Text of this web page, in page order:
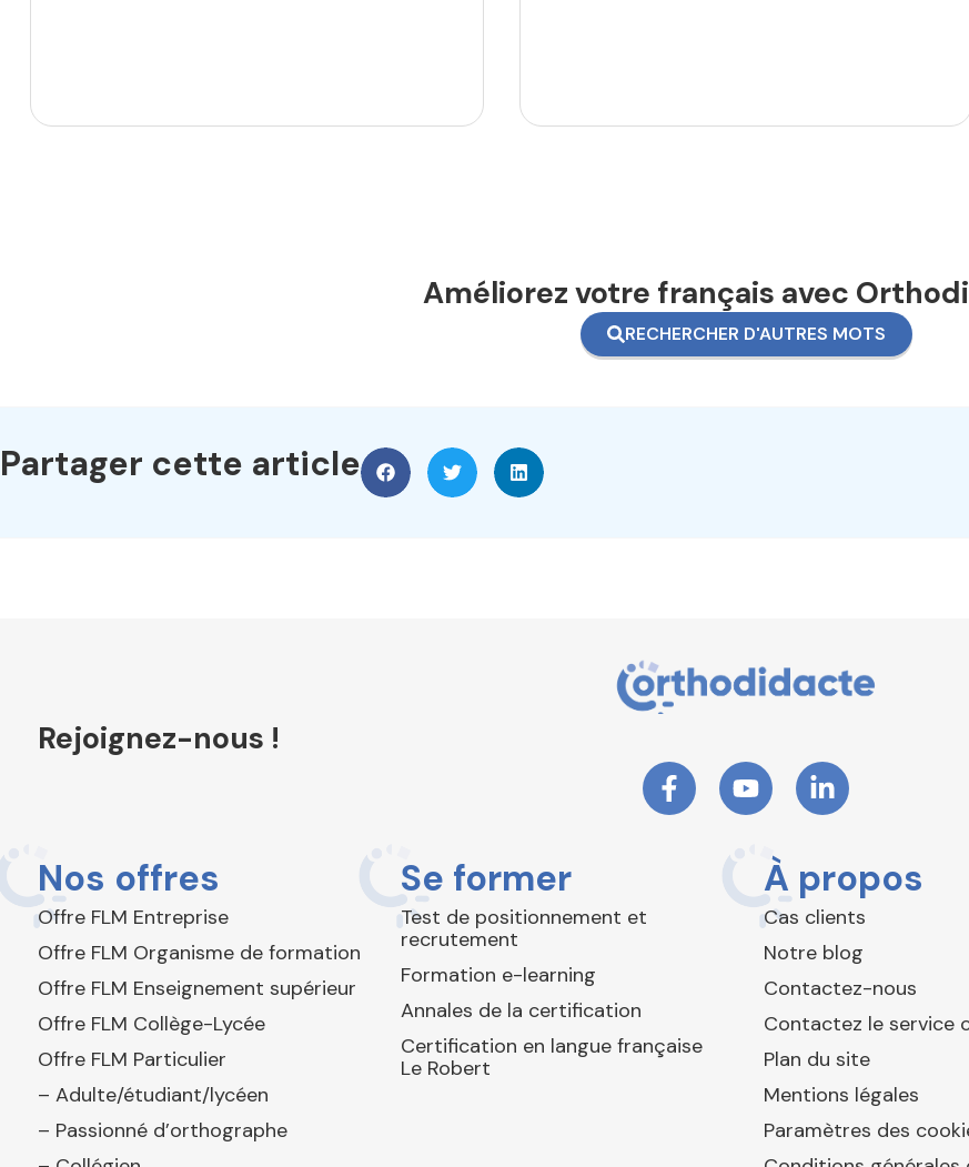
Améliorez votre français avec
RECHERCHER D'AUTRES MOTS
Partager cette article
Rejoignez-nous !
Nos offres
Offre FLM Entreprise
Offre FLM Organisme de formation
Offre FLM Enseignement supérieur
Offre FLM Collège-Lycée
Offre FLM Particulier
– Adulte/étudiant/lycéen
– Passionné d’orthographe
Se former
Test de positionnement et
recrutement
Formation e-learning
Annales de la certification
Certification en langue française
Le Robert
À propos
Cas clients
Notre blog
Contactez-nous
Contactez le service
Plan du site
Mentions légales
Paramètres des